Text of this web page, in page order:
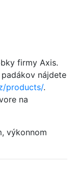
firmy Axis.
nájdete
products/.
na
výkonnom